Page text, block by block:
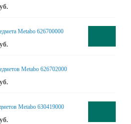
Metabo 626700000
Metabo 626702000
Metabo 630419000